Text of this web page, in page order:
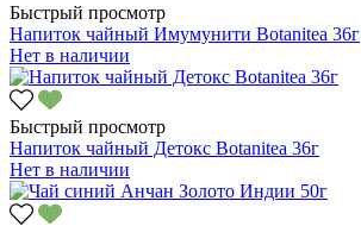
Быстрый просмотр
Напиток чайный Имумунити Botanitea 36г
Нет в наличии
Быстрый просмотр
Напиток чайный Детокс Botanitea 36г
Нет в наличии